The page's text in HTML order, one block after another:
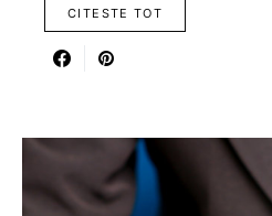
CITESTE TOT